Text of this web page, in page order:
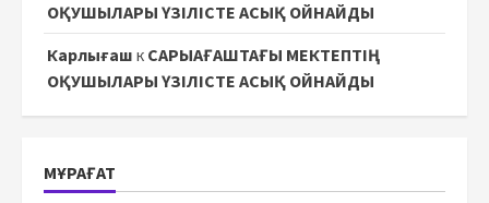
ОҚУШЫЛАРЫ ҮЗІЛІСТЕ АСЫҚ ОЙНАЙДЫ
Карлығаш к САРЫАҒАШТАҒЫ МЕКТЕПТІҢ
ОҚУШЫЛАРЫ ҮЗІЛІСТЕ АСЫҚ ОЙНАЙДЫ
МҰРАҒАТ